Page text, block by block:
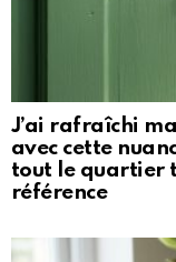
J’ai rafraîchi
avec cette
tout le quartier
référence